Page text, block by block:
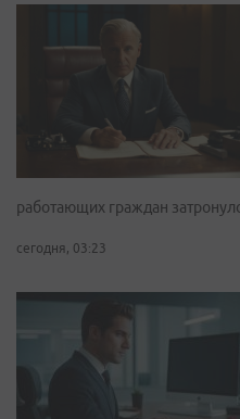
работающих граждан
сегодня, 03:23